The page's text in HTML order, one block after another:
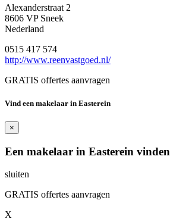
Alexanderstraat 2
8606 VP Sneek
Nederland
0515 417 574
http://www.reenvastgoed.nl/
GRATIS offertes aanvragen
Vind een makelaar in Easterein
×
Een makelaar in Easterein vinden
sluiten
GRATIS offertes aanvragen
X